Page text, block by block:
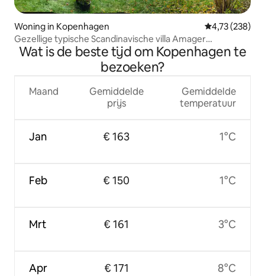
Woning in Kopenhagen Gemiddelde
4,73 (238)
Gezellige typische Scandinavische villa Amager
Kopenhagen
Wat is de beste tijd om Kopenhagen te
bezoeken?
Maand
Jan
Feb
Mrt
Apr
Gemiddelde
prijs
€ 163
€ 150
€ 161
€ 171
Gemiddelde
temperatuur
1°C
1°C
3°C
8°C